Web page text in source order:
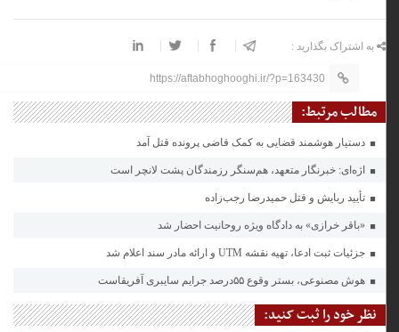
به اشتراک بگذارید :
https://aftabhoghooghi.ir/?p=163430
مطالب مرتبط:
دستیار هوشمند قضایی به کمک قاضی پرونده قتل آمد
اژه‌ای: خبرنگار متعهد، هم‌سنگر رزمندگان پشت لانچر است
تأیید ربایش و قتل حمیدرضا رجب‌زاده
«باقر خرازی» به دادگاه ویژه روحانیت احضار شد
جزئیات ثبت ادعا، تهیه نقشه UTM و ارائه مادر سند اعلام شد
هوش مصنوعی، بستر وقوع ۵۵درصد جرایم سایبری آفریقاست
نظر خود را ثبت کنید: